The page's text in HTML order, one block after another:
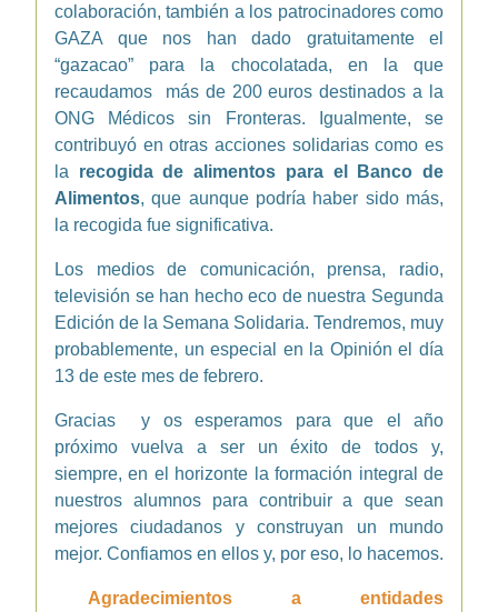
colaboración, también a los patrocinadores como
GAZA que nos han dado gratuitamente el
“gazacao” para la chocolatada, en la que
recaudamos más de 200 euros destinados a la
ONG Médicos sin Fronteras. Igualmente, se
contribuyó en otras acciones solidarias como es
la recogida de alimentos para el Banco de
Alimentos, que aunque podría haber sido más,
la recogida fue significativa.
Los medios de comunicación, prensa, radio,
televisión se han hecho eco de nuestra Segunda
Edición de la Semana Solidaria. Tendremos, muy
probablemente, un especial en la Opinión el día
13 de este mes de febrero.
Gracias y os esperamos para que el año
próximo vuelva a ser un éxito de todos y,
siempre, en el horizonte la formación integral de
nuestros alumnos para contribuir a que sean
mejores ciudadanos y construyan un mundo
mejor. Confiamos en ellos y, por eso, lo hacemos.
Agradecimientos a entidades